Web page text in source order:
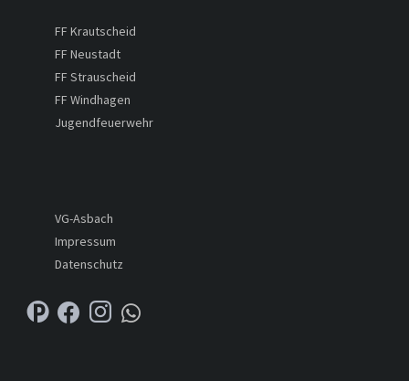
FF Krautscheid
FF Neustadt
FF Strauscheid
FF Windhagen
Jugendfeuerwehr
VG-Asbach
Impressum
Datenschutz